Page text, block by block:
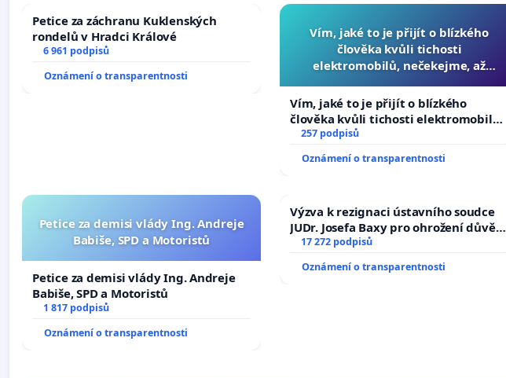
Petice za záchranu Kuklenských
rondelů v Hradci Králové
6 961 podpisů
Oznámení o transparentnosti
Vím, jaké to je přijít o blízkého
člověka kvůli tichosti
elektromobilů, nečekejme, až
auta!
Vím, jaké to je přijít o blízkého
člověka kvůli tichosti elektromobilů,
nečekejme, až přibydou další,
257 podpisů
Oznámení o transparentnosti
Petice za demisi vlády Ing. Andreje
Babiše, SPD a Motoristů
Petice za demisi vlády Ing. Andreje
Babiše, SPD a Motoristů
1 817 podpisů
Oznámení o transparentnosti
Výzva k rezignaci ústavního soudce
JUDr. Josefa Baxy pro ohrožení důvěry
ve spravedlivý proces
17 272 podpisů
Oznámení o transparentnosti